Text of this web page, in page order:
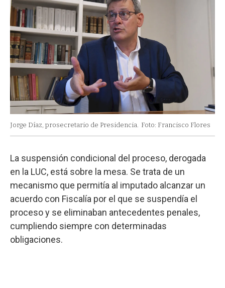
Jorge Díaz, prosecretario de Presidencia. Foto: Francisco Flores
La suspensión condicional del proceso, derogada
en la LUC, está sobre la mesa. Se trata de un
mecanismo que permitía al imputado alcanzar un
acuerdo con Fiscalía por el que se suspendía el
proceso y se eliminaban antecedentes penales,
cumpliendo siempre con determinadas
obligaciones.